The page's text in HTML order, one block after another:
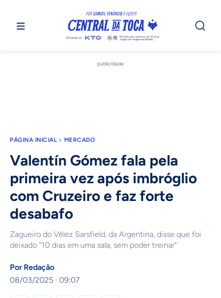
publicidade
PÁGINA INICIAL MERCADO
Valentín Gómez fala pela
primeira vez após imbróglio
com Cruzeiro e faz forte
desabafo
Zagueiro do Vélez Sarsfield, da Argentina, disse que foi
deixado "10 dias em uma sala, sem poder treinar"
Por Redação
08/03/2025 · 09:07